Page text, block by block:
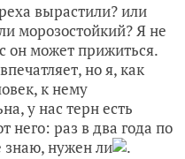
вырастили? или
морозостойкий? Я не
он может прижиться.
но я, как
к нему
у нас терн есть
него: раз в два года по
знаю, нужен ли
.